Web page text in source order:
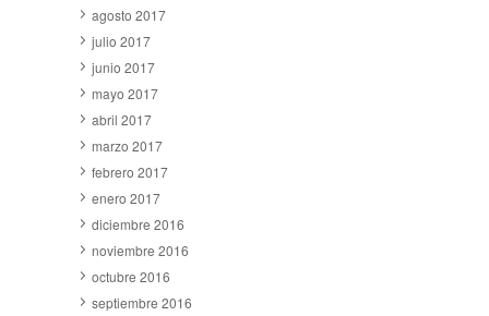
agosto 2017
julio 2017
junio 2017
mayo 2017
abril 2017
marzo 2017
febrero 2017
enero 2017
diciembre 2016
noviembre 2016
octubre 2016
septiembre 2016